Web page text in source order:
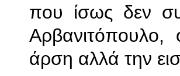
που ίσως δεν
άρση αλλά την